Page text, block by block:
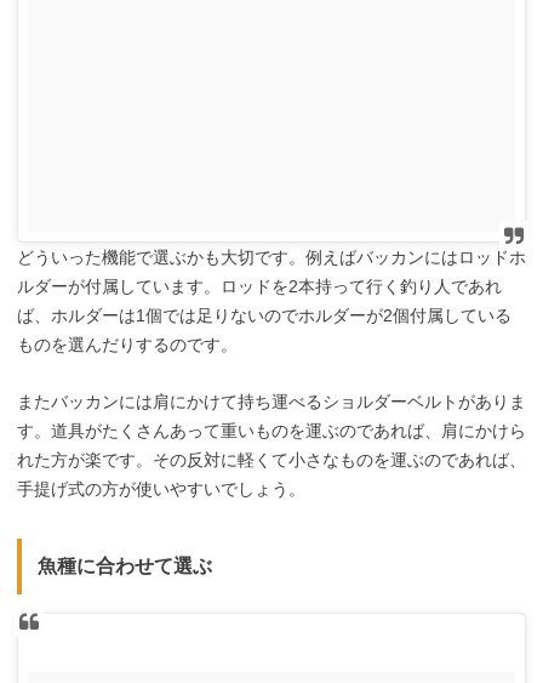
どういった機能で選ぶかも大切です。例えばバッカンにはロッドホ
ルダーが付属しています。ロッドを2本持って行く釣り人であれ
ば、ホルダーは1個では足りないのでホルダーが2個付属している
ものを選んだりするのです。
またバッカンには肩にかけて持ち運べるショルダーベルトがありま
す。道具がたくさんあって重いものを運ぶのであれば、肩にかけら
れた方が楽です。その反対に軽くて小さなものを運ぶのであれば、
手提げ式の方が使いやすいでしょう。
魚種に合わせて選ぶ